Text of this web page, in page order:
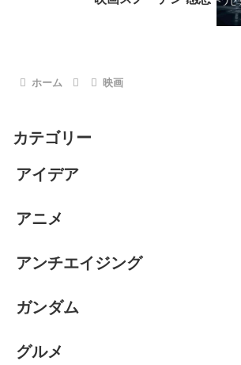
ホーム 映画
カテゴリー
アイデア
アニメ
アンチエイジング
ガンダム
グルメ